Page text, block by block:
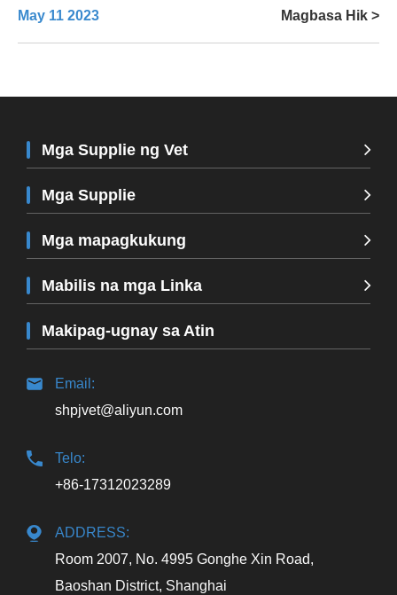
May 11 2023 Magbasa Hik >
Mga Supplie ng Vet
Mga Supplie
Mga mapagkukung
Mabilis na mga Linka
Makipag-ugnay sa Atin
Email:
shpjvet@aliyun.com
Telo:
+86-17312023289
ADDRESS:
Room 2007, No. 4995 Gonghe Xin Road,
Baoshan District, Shanghai